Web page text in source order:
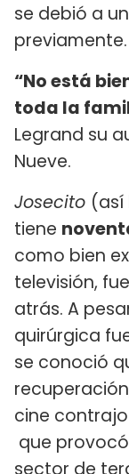
se debió a
previamente.
“No está
toda la
Legrand su
Nueve.
Josecito (así
tiene
como bien
televisión,
atrás. A
quirúrgica
se conoció
cine
que
sector de